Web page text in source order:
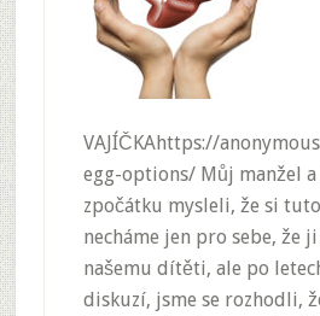
VAJÍČKAhttps://
egg-options/ Můj manžel a
zpočátku mysleli, že si
necháme jen pro sebe, že
našemu dítěti, ale po
diskuzí, jsme se rozhodli,